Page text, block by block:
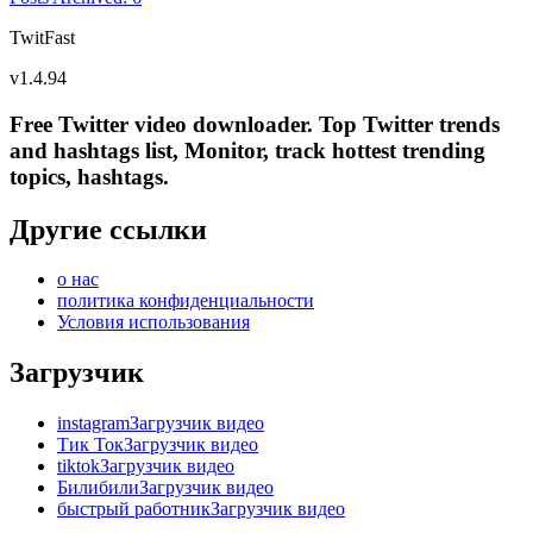
TwitFast
v1.4.94
Free Twitter video downloader. Top Twitter trends
and hashtags list, Monitor, track hottest trending
topics, hashtags.
Другие ссылки
о нас
политика конфиденциальности
Условия использования
Загрузчик
instagramЗагрузчик видео
Тик ТокЗагрузчик видео
tiktokЗагрузчик видео
БилибилиЗагрузчик видео
быстрый работникЗагрузчик видео